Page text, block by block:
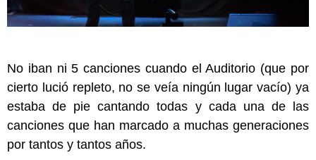
No iban ni 5 canciones cuando el Auditorio (que por
cierto lució repleto, no se veía ningún lugar vacío) ya
estaba de pie cantando todas y cada una de las
canciones que han marcado a muchas generaciones
por tantos y tantos años.